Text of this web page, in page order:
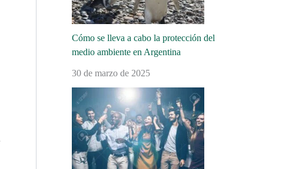
Cómo se lleva a cabo la protección del
medio ambiente en Argentina
30 de marzo de 2025